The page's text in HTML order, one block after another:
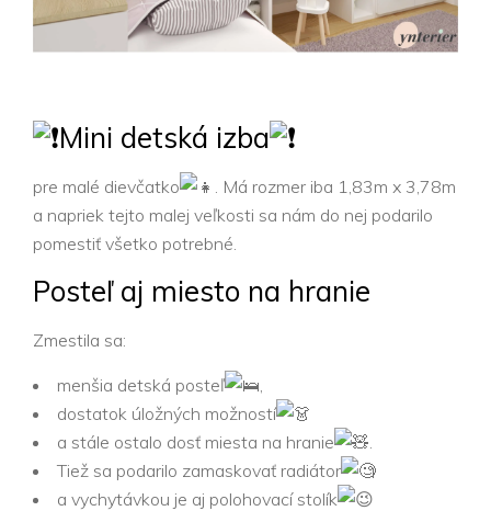
Mini detská izba
pre malé dievčatko
Má rozmer iba 1,83m x 3,78m
a napriek tejto malej veľkosti sa nám do nej podarilo
pomestiť všetko potrebné.
Posteľ aj miesto na hranie
Zmestila sa:
menšia detská posteľ
dostatok úložných možností
a stále ostalo dosť miesta na hranie
Tiež sa podarilo zamaskovať radiátor
a vychytávkou je aj polohovací stolík